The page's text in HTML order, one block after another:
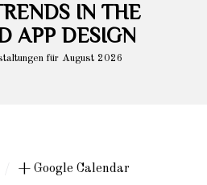
IN THE
APP DESIGN
für August 2026
+ Google Calendar